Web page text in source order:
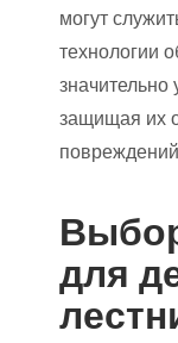
могут
технологии
значительно
защищая их
для